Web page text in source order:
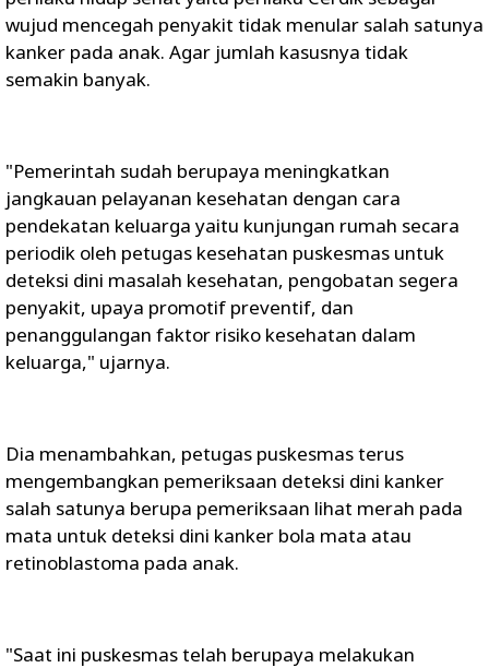
wujud mencegah penyakit tidak menular salah satunya
kanker pada anak. Agar jumlah kasusnya tidak
semakin banyak.
"Pemerintah sudah berupaya meningkatkan
jangkauan pelayanan kesehatan dengan cara
pendekatan keluarga yaitu kunjungan rumah secara
periodik oleh petugas kesehatan puskesmas untuk
deteksi dini masalah kesehatan, pengobatan segera
penyakit, upaya promotif preventif, dan
penanggulangan faktor risiko kesehatan dalam
keluarga," ujarnya.
Dia menambahkan, petugas puskesmas terus
mengembangkan pemeriksaan deteksi dini kanker
salah satunya berupa pemeriksaan lihat merah pada
mata untuk deteksi dini kanker bola mata atau
retinoblastoma pada anak.
"Saat ini puskesmas telah berupaya melakukan